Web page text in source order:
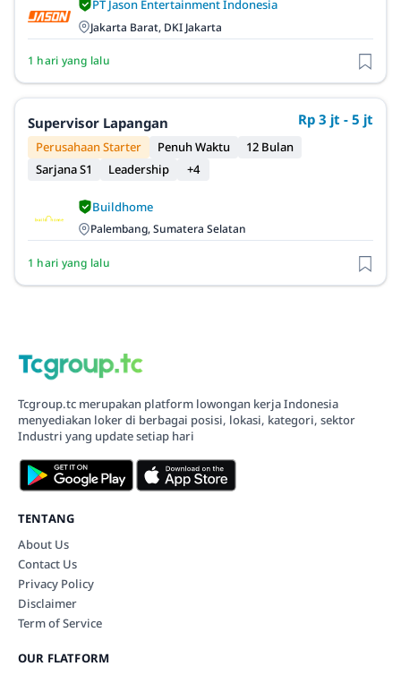
PT Jason Entertainment Indonesia
Jakarta Barat, DKI Jakarta
1 hari yang lalu
Supervisor Lapangan Rp 3 jt - 5 jt
Perusahaan Starter Penuh Waktu
12 Bulan
Sarjana S1
Leadership +4
Buildhome
Palembang, Sumatera Selatan
1 hari yang lalu
Tcgroup.tc merupakan platform lowongan kerja Indonesia
menyediakan loker di berbagai posisi, lokasi, kategori, sektor
Industri yang update setiap hari
TENTANG
About Us
Contact Us
Privacy Policy
Disclaimer
Term of Service
OUR FLATFORM